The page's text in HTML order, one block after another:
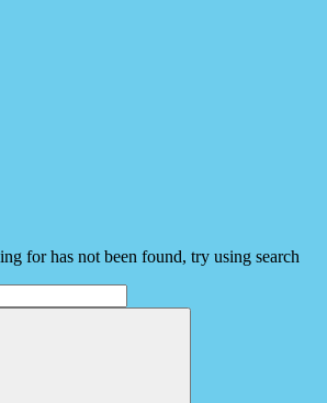
for has not been found, try using search